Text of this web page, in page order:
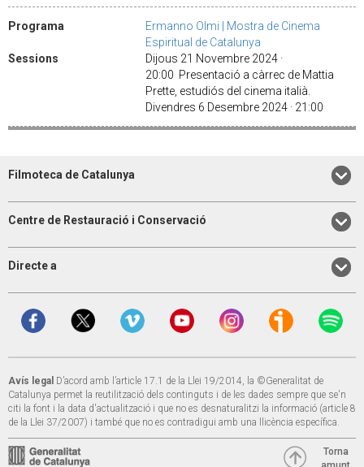
Programa
Ermanno Olmi | Mostra de Cinema
Espiritual de Catalunya
Sessions
Dijous 21 Novembre 2024 ·
20:00 Presentació a càrrec de Mattia
Prette, estudiós del cinema italià.
Divendres 6 Desembre 2024 · 21:00
Filmoteca de Catalunya
Centre de Restauració i Conservació
Directe a
Avís legal D’acord amb l’article 17.1 de la Llei 19/2014, la ©Generalitat de
Catalunya permet la reutilització dels continguts i de les dades sempre que se'n
citi la font i la data d'actualització i que no es desnaturalitzi la informació (article 8
de la Llei 37/2007) i també que no es contradigui amb una llicència específica.
Torna